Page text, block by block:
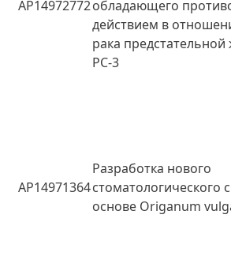
AP14972772обладающего
действием в
рака
РС-3
AP14971364
Разработка нового
стоматологического
основе Origanum